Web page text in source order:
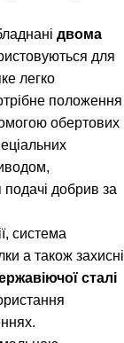
двома
для
легко
положення
обертових
подачі добрив за
система
а також захисні
сталі